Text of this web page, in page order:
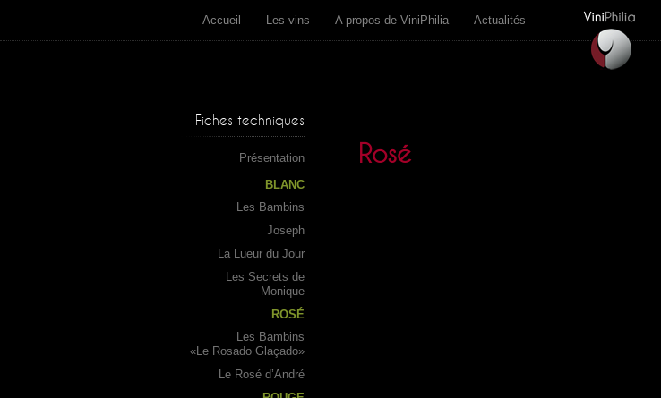
Accueil Les vins A propos de ViniPhilia Actualités
Fiches techniques
Présentation
BLANC
Les Bambins
Joseph
La Lueur du Jour
Les Secrets de
Monique
ROSÉ
Les Bambins
«Le Rosado Glaçado»
Le Rosé d’André
Rosé